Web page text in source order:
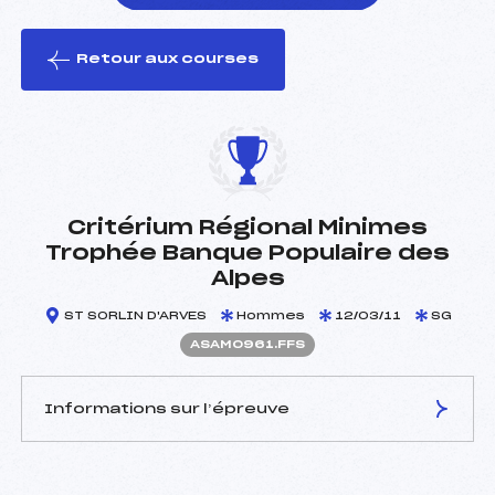
le ski
Retour aux courses
Critérium Régional Minimes
Trophée Banque Populaire des
Alpes
ST SORLIN D'ARVES Hommes 12/03/11 SG
ASAM0961.FFS
Informations sur l’épreuve